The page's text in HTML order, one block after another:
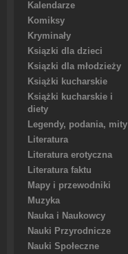
Kalendarze
Komiksy
Kryminały
Ksiązki dla dzieci
Ksiązki dla młodzieży
Książki kucharskie
Książki kucharskie i
diety
Legendy, podania, mity
Literatura
Literatura erotyczna
Literatura faktu
Mapy i przewodniki
Muzyka
Nauka i Naukowcy
Nauki Przyrodnicze
Nauki Społeczne